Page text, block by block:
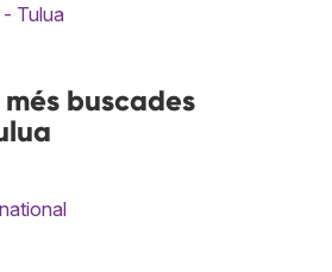
Tulua
buscades